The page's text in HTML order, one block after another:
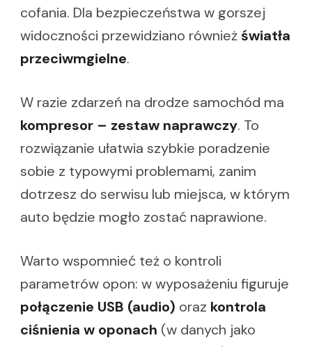
cofania. Dla bezpieczeństwa w gorszej
widoczności przewidziano również światła
przeciwmgielne.
W razie zdarzeń na drodze samochód ma
kompresor – zestaw naprawczy. To
rozwiązanie ułatwia szybkie poradzenie
sobie z typowymi problemami, zanim
dotrzesz do serwisu lub miejsca, w którym
auto będzie mogło zostać naprawione.
Warto wspomnieć też o kontroli
parametrów opon: w wyposażeniu figuruje
połączenie USB (audio) oraz kontrola
ciśnienia w oponach (w danych jako